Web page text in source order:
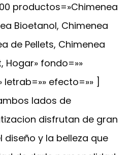
productos=»Chimenea
Bioetanol, Chimenea
de Pellets, Chimenea
Hogar» fondo=»»
efecto=»» ]
lados de
disfrutan de gran
y la belleza que